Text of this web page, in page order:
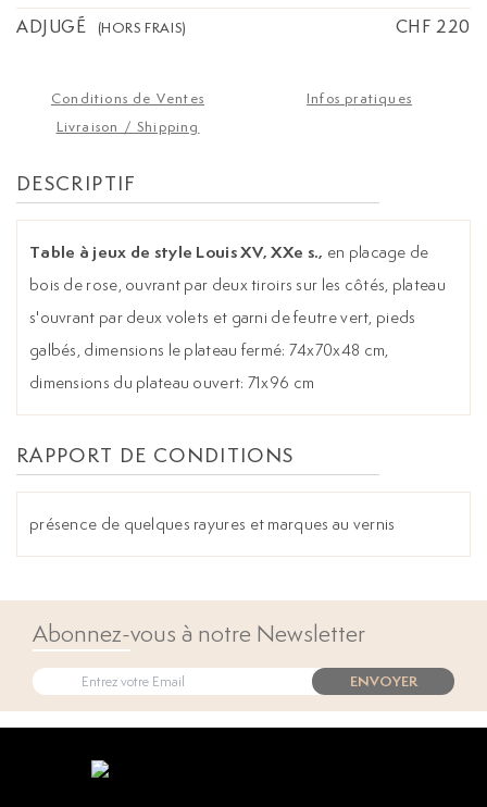
ADJUGÉ (HORS FRAIS) CHF 220
Conditions de Ventes
Infos pratiques
Livraison / Shipping
DESCRIPTIF
Table à jeux de style Louis XV, XXe s., en placage de
bois de rose, ouvrant par deux tiroirs sur les côtés, plateau
s'ouvrant par deux volets et garni de feutre vert, pieds
galbés, dimensions le plateau fermé: 74x70x48 cm,
dimensions du plateau ouvert: 71x96 cm
RAPPORT DE CONDITIONS
présence de quelques rayures et marques au vernis
Abonnez-vous à notre Newsletter
ENVOYER